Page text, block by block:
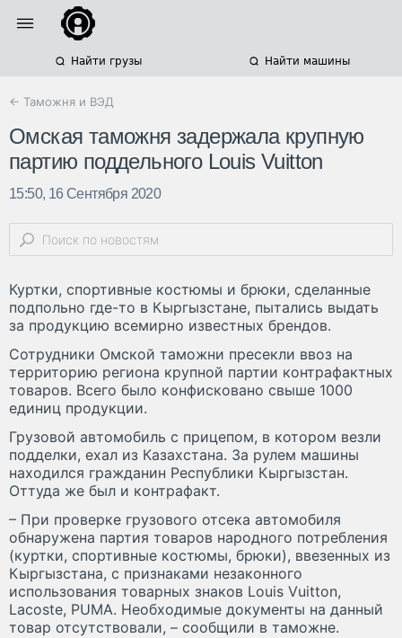
Найти грузы Найти машины
← Таможня и ВЭД
Омская таможня задержала крупную
партию поддельного Louis Vuitton
15:50, 16 Сентября 2020
Куртки, спортивные костюмы и брюки, сделанные
подпольно где-то в Кыргызстане, пытались выдать
за продукцию всемирно известных брендов.
Сотрудники Омской таможни пресекли ввоз на
территорию региона крупной партии контрафактных
товаров. Всего было конфисковано свыше 1000
единиц продукции.
Грузовой автомобиль с прицепом, в котором везли
подделки, ехал из Казахстана. За рулем машины
находился гражданин Республики Кыргызстан.
Оттуда же был и контрафакт.
– При проверке грузового отсека автомобиля
обнаружена партия товаров народного потребления
(куртки, спортивные костюмы, брюки), ввезенных из
Кыргызстана, с признаками незаконного
использования товарных знаков Louis Vuitton,
Lacoste, PUMA. Необходимые документы на данный
товар отсутствовали, – сообщили в таможне.